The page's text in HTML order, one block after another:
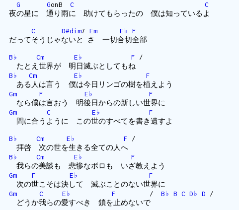
G
GonB C
C
夜の星に 通り雨に 助けてもらったの 僕は知っているよ
C D#dim7 Em E♭
F
だってそうじゃないと さ 一切合切全部
B♭ Cm E♭ F /
たとえ世界が 明日滅ぶとしてもね
B♭
Cm E♭
F
ある人は言う 僕は今日リンゴの樹を植えよう
Gm
F E♭
F
なら僕は言おう 明後日からの新しい世界に
Gm
C E♭
F
間に合うように この世のすべてを書き遺すよ
B♭ Cm E♭ F /
拝啓 次の世を生きる全ての人へ
B♭
Cm E♭
F
我らの美談も 悲惨なボロも いざ教えよう
Gm
F E♭
F
次の世こそは決して 滅ぶことのない世界に
Gm
C E♭ F / B♭ B C D♭ D /
どうか我らの愛すべき 鎖を止めないで